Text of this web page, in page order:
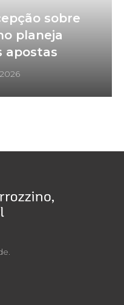
sobre
planeja
apostas